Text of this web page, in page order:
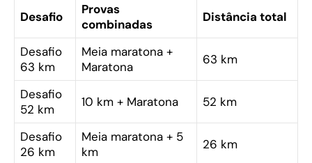
Desafio
Provas
combinadas
Distância total
Desafio
63 km
Meia maratona +
Maratona
63 km
Desafio
52 km
10 km + Maratona 52 km
Desafio
26 km
Meia maratona + 5
km
26 km